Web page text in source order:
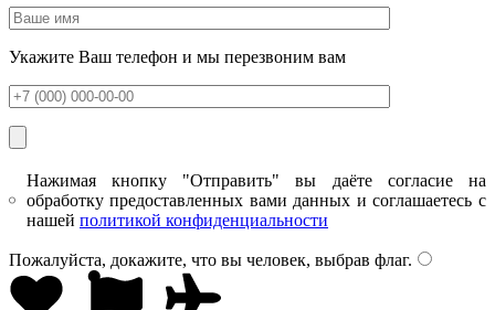
Укажите Ваш телефон и мы перезвоним вам
Нажимая кнопку "Отправить" вы даёте согласие на
обработку предоставленных вами данных и соглашаетесь с
нашей политикой конфиденциальности
Пожалуйста, докажите, что вы человек, выбрав флаг.